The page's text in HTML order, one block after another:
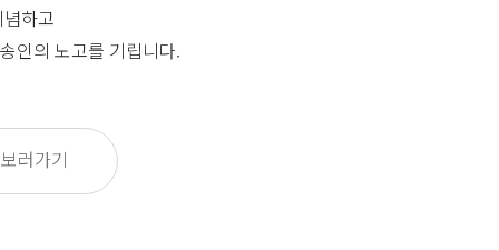
하고
인의 노고를 기립니다.
러가기